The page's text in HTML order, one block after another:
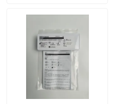
Visite de l'usine
Contrôle de la qualité
Nous contacter